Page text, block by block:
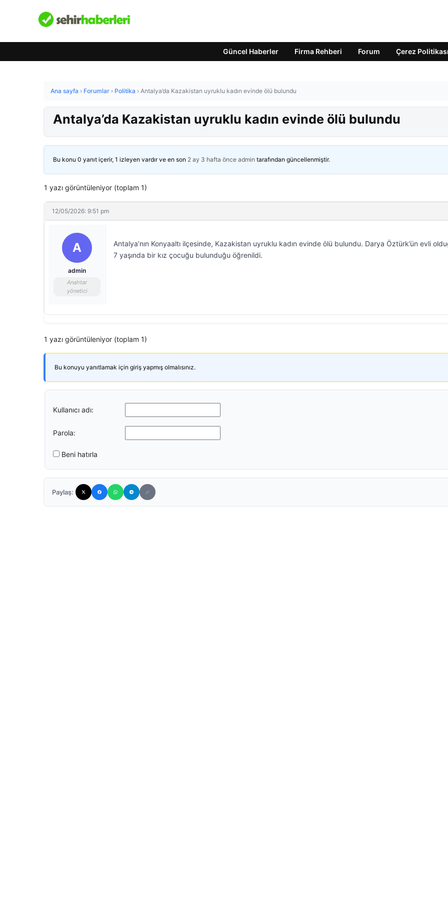
Güncel Haberler Firma Rehberi Forum Çerez Politikası
Ana sayfa › Forumlar › Politika › Antalya’da Kazakistan uyruklu kadın evinde ölü bulundu
Antalya’da Kazakistan uyruklu kadın evinde ölü bulundu
Bu konu 0 yanıt içerir, 1 izleyen vardır ve en son 2 ay 3 hafta önce admin tarafından güncellenmiştir.
1 yazı görüntüleniyor (toplam 1)
12/05/2026: 9:51 pm
A
admin
Anahtar
yönetici
Antalya’nın Konyaaltı ilçesinde, Kazakistan uyruklu kadın evinde ölü bulundu. Darya Öztürk’ün evli
7 yaşında bir kız çocuğu bulunduğu öğrenildi.
1 yazı görüntüleniyor (toplam 1)
Bu konuyu yanıtlamak için giriş yapmış olmalısınız.
Kullanıcı adı:
Parola:
Beni hatırla
Paylaş: